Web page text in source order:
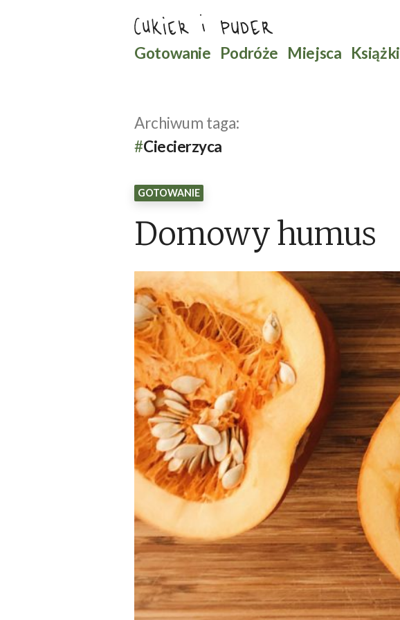
Szukaj
Gotowanie Podróże Miejsca Książki
Archiwum taga:
Ciecierzyca
GOTOWANIE
Domowy humus